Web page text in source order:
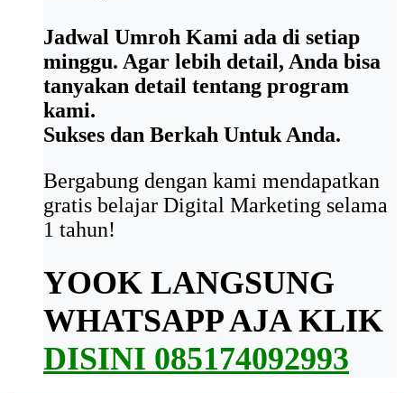
Jadwal Umroh Kami ada di setiap
minggu. Agar lebih detail, Anda bisa
tanyakan detail tentang program
kami.
Sukses dan Berkah Untuk Anda.
Bergabung dengan kami mendapatkan
gratis belajar Digital Marketing selama
1 tahun!
YOOK LANGSUNG
WHATSAPP AJAKLIK
DISINI 085174092993